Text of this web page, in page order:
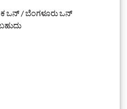
ಒನ್ / ಬೆಂಗಳೂರು ಒನ್